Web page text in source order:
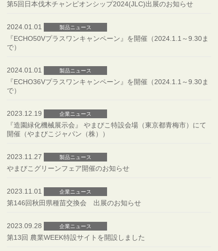
第5回日本伐木チャンピオンシップ2024(JLC)出展のお知らせ
2024.01.01 製品ニュース
『ECHO50Vプラスワンキャンペーン』を開催（2024.1.1～9.30ま
で）
2024.01.01 製品ニュース
『ECHO36Vプラスワンキャンペーン』を開催（2024.1.1～9.30ま
で）
2023.12.19 企業ニュース
『造園緑化機械展示会』 やまびこ特設会場（東京都青梅市）にて
開催（やまびこジャパン（株））
2023.11.27 製品ニュース
やまびこグリーンフェア開催のお知らせ
2023.11.01 企業ニュース
第146回秋田県種苗交換会 出展のお知らせ
2023.09.28 企業ニュース
第13回 農業WEEK特設サイトを開設しました